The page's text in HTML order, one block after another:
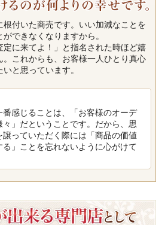
付いた商売です。いい加減なことを
できなくなりますから。
定に来てよ！」と指名された時ほど嬉
。これからも、お客様一人ひとり真心
と思っています。
感じることは、「お客様のオーデ
々」だということです。だから、思
っていただく際には「商品の価値
」ことを忘れないように心がけて